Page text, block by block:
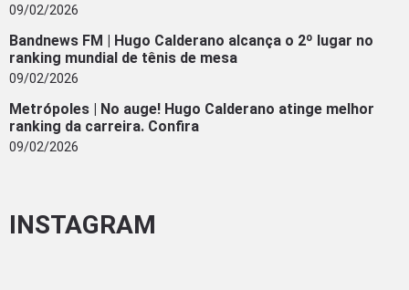
09/02/2026
Bandnews FM | Hugo Calderano alcança o 2º lugar no
ranking mundial de tênis de mesa
09/02/2026
Metrópoles | No auge! Hugo Calderano atinge melhor
ranking da carreira. Confira
09/02/2026
INSTAGRAM